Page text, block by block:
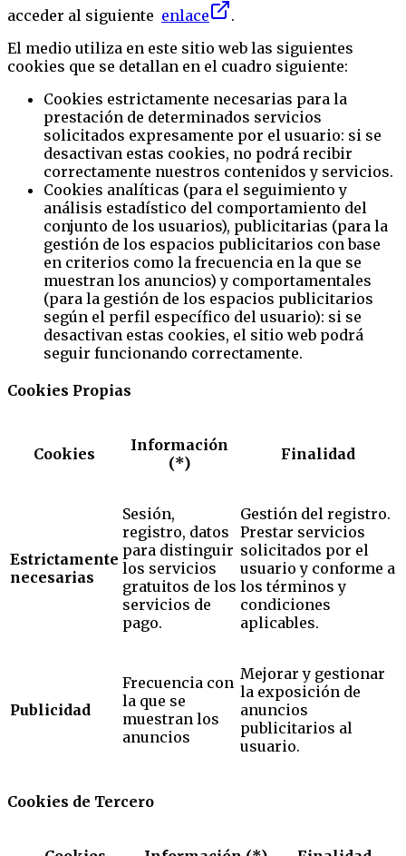
acceder al siguiente enlace
.
El medio utiliza en este sitio web las siguientes
cookies que se detallan en el cuadro siguiente:
Cookies estrictamente necesarias para la
prestación de determinados servicios
solicitados expresamente por el usuario: si se
desactivan estas cookies, no podrá recibir
correctamente nuestros contenidos y servicios.
Cookies analíticas (para el seguimiento y
análisis estadístico del comportamiento del
conjunto de los usuarios), publicitarias (para la
gestión de los espacios publicitarios con base
en criterios como la frecuencia en la que se
muestran los anuncios) y comportamentales
(para la gestión de los espacios publicitarios
según el perfil específico del usuario): si se
desactivan estas cookies, el sitio web podrá
seguir funcionando correctamente.
Cookies Propias
Cookies
Información
(*)
Finalidad
Estrictamente
necesarias
Sesión,
registro, datos
para distinguir
los servicios
gratuitos de los
servicios de
pago.
Gestión del registro.
Prestar servicios
solicitados por el
usuario y conforme a
los términos y
condiciones
aplicables.
Publicidad
Frecuencia con
la que se
muestran los
anuncios
Mejorar y gestionar
la exposición de
anuncios
publicitarios al
usuario.
Cookies de Tercero